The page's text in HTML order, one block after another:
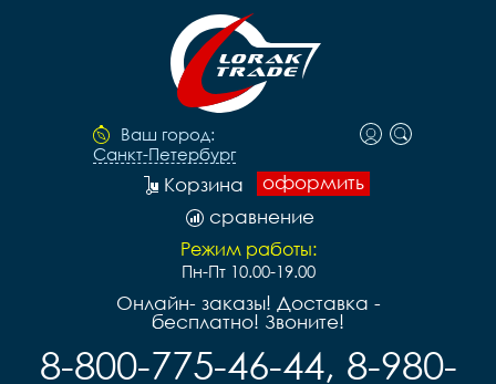
Ваш город:
Санкт-Петербург
оформить
Корзина
сравнение
Режим работы:
Пн-Пт 10.00-19.00
Онлайн- заказы! Доставка -
бесплатно! Звоните!
8-800-775-46-44, 8-980-